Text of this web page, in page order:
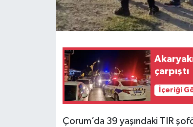
çarpıştı
İçeriği
Çorum’da 39 yaşındaki TIR